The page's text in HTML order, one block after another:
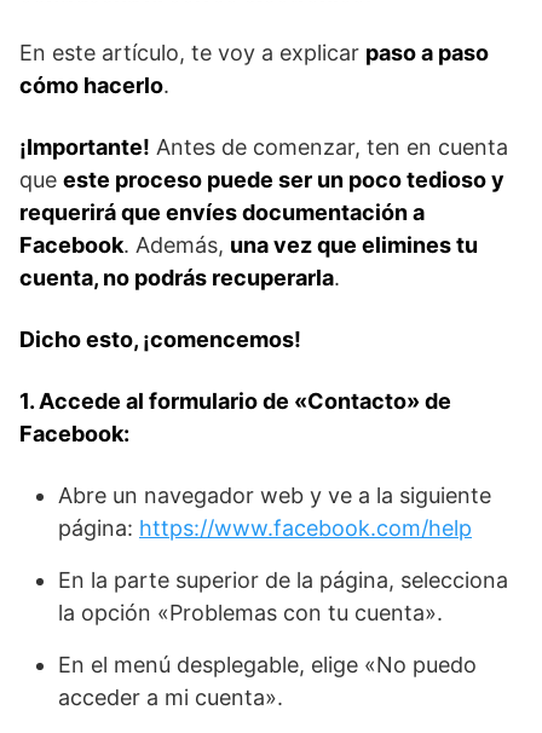
En este artículo, te voy a explicar paso a paso
cómo hacerlo.
¡Importante! Antes de comenzar, ten en cuenta
que este proceso puede ser un poco tedioso y
requerirá que envíes documentación a
Facebook. Además, una vez que elimines tu
cuenta, no podrás recuperarla.
Dicho esto, ¡comencemos!
1. Accede al formulario de «Contacto» de
Facebook:
Abre un navegador web y ve a la siguiente
página: https://www.facebook.com/help
En la parte superior de la página, selecciona
la opción «Problemas con tu cuenta».
En el menú desplegable, elige «No puedo
acceder a mi cuenta».